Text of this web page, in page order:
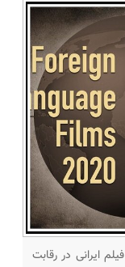
فیلم ایرانی در رقابت جوایز گلدن گلوب ۳ فیلم ایرانی در رقابت